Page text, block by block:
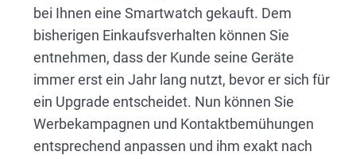
bei Ihnen eine Smartwatch gekauft. Dem
bisherigen Einkaufsverhalten können Sie
entnehmen, dass der Kunde seine Geräte
immer erst ein Jahr lang nutzt, bevor er sich für
ein Upgrade entscheidet. Nun können Sie
Werbekampagnen und Kontaktbemühungen
entsprechend anpassen und ihm exakt nach